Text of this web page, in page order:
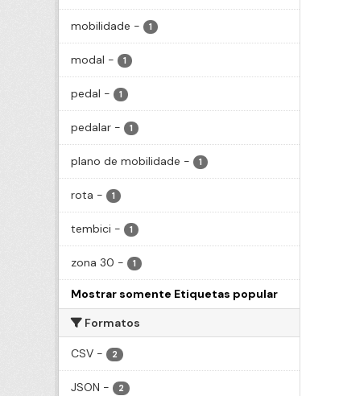
mobilidade - 1
modal - 1
pedal - 1
pedalar - 1
plano de mobilidade - 1
rota - 1
tembici - 1
zona 30 - 1
Mostrar somente Etiquetas popular
Formatos
CSV - 2
JSON - 2